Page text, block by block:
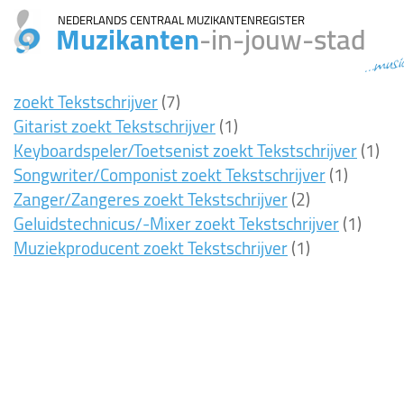
NEDERLANDS CENTRAAL MUZIKANTENREGISTER
Muzikanten-in-jouw-stad
zoekt Tekstschrijver(7)
Gitarist zoekt Tekstschrijver(1)
Keyboardspeler/Toetsenist zoekt Tekstschrijver(1)
Songwriter/Componist zoekt Tekstschrijver(1)
Zanger/Zangeres zoekt Tekstschrijver(2)
Geluidstechnicus/-Mixer zoekt Tekstschrijver(1)
Muziekproducent zoekt Tekstschrijver(1)